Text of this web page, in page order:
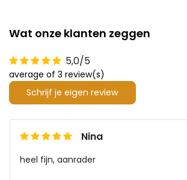
Wat onze klanten zeggen
5,0/5
average of 3 review(s)
Schrijf je eigen review
Nina
heel fijn, aanrader